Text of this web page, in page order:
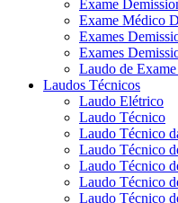
Exame
Exame Médico
Exames
Exames
Laudo de
Laudos Técnicos
Laudo Elétrico
Laudo Técnico
Laudo Técnico
Laudo Técnico
Laudo Técnico
Laudo Técnico
Laudo Técnico